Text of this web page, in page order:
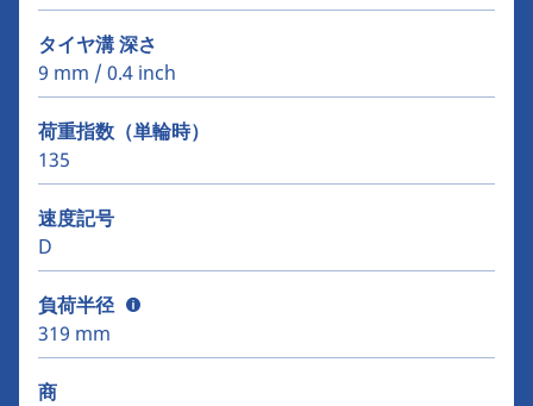
タイヤ溝 深さ
9 mm / 0.4 inch
荷重指数（単輪時）
135
速度記号
D
負荷半径
319 mm
商